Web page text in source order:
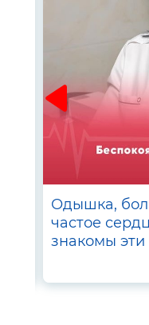
Одышка,
частое
знакомы